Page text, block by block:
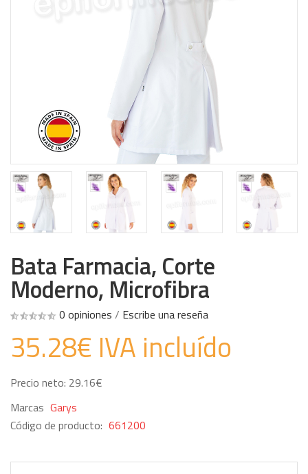
Bata Farmacia, Corte
Moderno, Microfibra
0 opiniones / Escribe una reseña
35.28€ IVA incluído
Precio neto: 29.16€
Marcas Garys
Código de producto: 661200